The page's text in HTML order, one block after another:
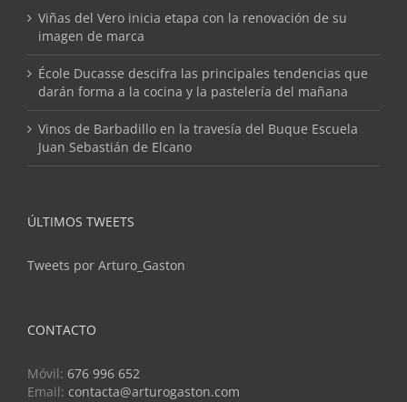
Viñas del Vero inicia etapa con la renovación de su
imagen de marca
École Ducasse descifra las principales tendencias que
darán forma a la cocina y la pastelería del mañana
Vinos de Barbadillo en la travesía del Buque Escuela
Juan Sebastián de Elcano
ÚLTIMOS TWEETS
Tweets por Arturo_Gaston
CONTACTO
Móvil: 676 996 652
Email: contacta@arturogaston.com